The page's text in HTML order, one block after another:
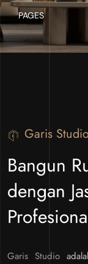
PAGES
Garis
Bangun
dengan
Garis Studio